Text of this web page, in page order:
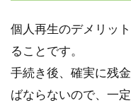
個人再生のデメリッ
ることです。
手続き後、確実に残
ばならないので、一